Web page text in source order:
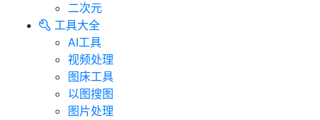
二次元
工具大全
AI工具
视频处理
图床工具
以图搜图
图片处理